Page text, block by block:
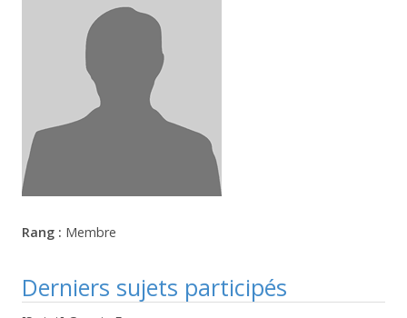
Rang : Membre
Derniers sujets participés